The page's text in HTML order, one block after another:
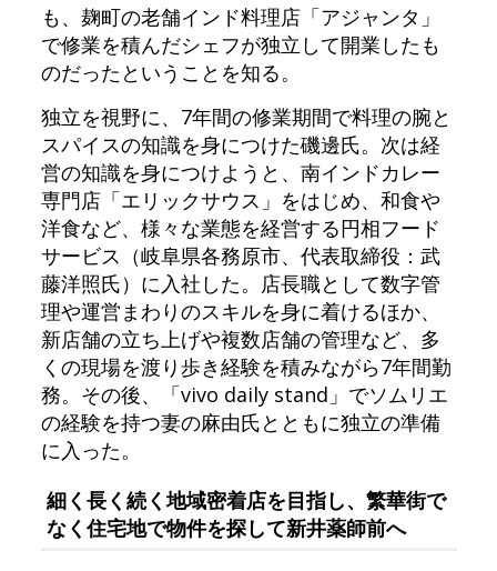
も、麹町の老舗インド料理店「アジャンタ」
で修業を積んだシェフが独立して開業したも
のだったということを知る。
独立を視野に、7年間の修業期間で料理の腕と
スパイスの知識を身につけた磯邊氏。次は経
営の知識を身につけようと、南インドカレー
専門店「エリックサウス」をはじめ、和食や
洋食など、様々な業態を経営する円相フード
サービス（岐阜県各務原市、代表取締役：武
藤洋照氏）に入社した。店長職として数字管
理や運営まわりのスキルを身に着けるほか、
新店舗の立ち上げや複数店舗の管理など、多
くの現場を渡り歩き経験を積みながら7年間勤
務。その後、「vivo daily stand」でソムリエ
の経験を持つ妻の麻由氏とともに独立の準備
に入った。
細く長く続く地域密着店を目指し、繁華街で
なく住宅地で物件を探して新井薬師前へ